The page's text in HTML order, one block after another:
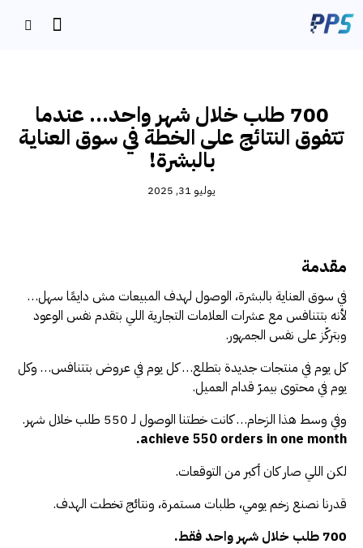
700 طلب خلال شهر واحد… عندما
تتفوق النتائج على الخطة في سوق العناية
بالبشرة!
يوليو 31, 2025
مقدمة
في سوق العناية بالبشرة، الوصول لهدف المبيعات مش دايمًا سهل…
لأنه بتتنافس مع عشرات العلامات التجارية اللي بتقدم نفس الوعود
وبتركّز على نفس الجمهور.
كل يوم في منتجات جديدة بتطلع… كل يوم في عروض بتتنافس… وكل
يوم في محتوى بيمرّ قدام العميل.
وفي وسط هذا الزحام… كانت خطتنا الوصول لـ 550 طلب خلال شهر.
achieve 550 orders in one month.
لكن اللي صار كان أكبر من التوقعات.
قدرنا نصنع زخم يومي، طلبات مستمرة، ونتائج تخطت الهدف.
700 طلب خلال شهر واحد فقط.